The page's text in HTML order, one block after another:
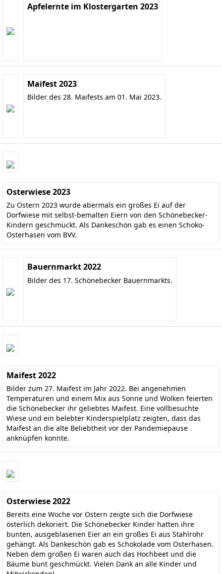
Apfelernte im Klostergarten 2023
Maifest 2023
Bilder des 28. Maifests am 01. Mai 2023.
Osterwiese 2023
Zu Ostern 2023 wurde abermals ein großes Ei auf der
Dorfwiese mit selbst-bemalten Eiern von den Schönebecker-
Kindern geschmückt. Als Dankeschön gab es einen Schoko-
Osterhasen vom BVV.
Bauernmarkt 2022
Bilder des 17. Schönebecker Bauernmarkts.
Maifest 2022
Bilder zum 27. Maifest im Jahr 2022. Bei angenehmen
Temperaturen und einem Mix aus Sonne und Wolken feierten
die Schönebecker ihr geliebtes Maifest. Eine vollbesuchte
Wiese und ein belebter Kinderspielplatz zeigten, dass das
Maifest an die alte Beliebtheit vor der Pandemiepause
anknüpfen konnte.
Osterwiese 2022
Bereits eine Woche vor Ostern zeigte sich die Dorfwiese
österlich dekoriert. Die Schönebecker Kinder hatten ihre
bunten, ausgeblasenen Eier an ein großes Ei aus Stahlrohr
gehängt. Als Dankeschön gab es Schokolade vom Osterhasen.
Neben dem großen Ei waren auch das Hochbeet und die
Bäume bunt geschmückt. Vielen Dank an alle Kinder und